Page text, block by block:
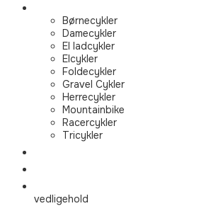
Børnecykler
Damecykler
El ladcykler
Elcykler
Foldecykler
Gravel Cykler
Herrecykler
Mountainbike
Racercykler
Tricykler
vedligehold